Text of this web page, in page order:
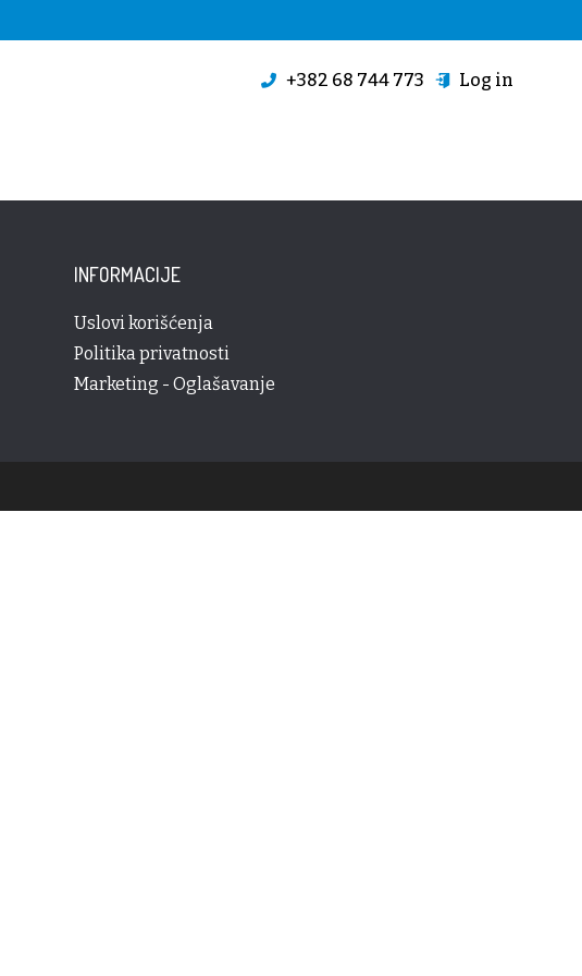
+382 68 744 773 Log in
INFORMACIJE
Uslovi korišćenja
Politika privatnosti
Marketing - Oglašavanje